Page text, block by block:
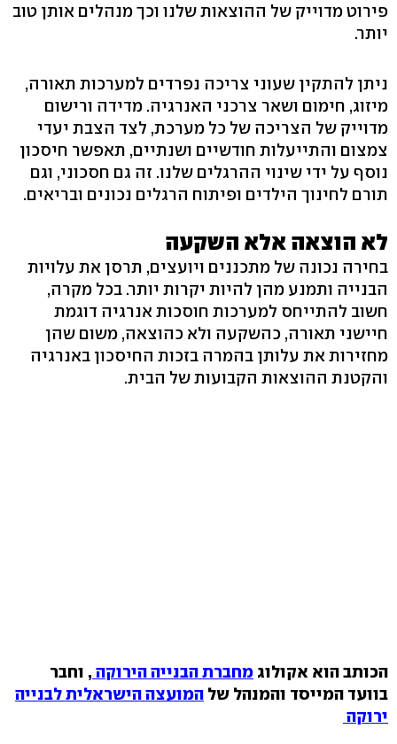
פירוט מדוייק של ההוצאות שלנו וכך מנהלים אותן טוב
יותר.
ניתן להתקין שעוני צריכה נפרדים למערכות תאורה,
מיזוג, חימום ושאר צרכני האנרגיה. מדידה ורישום
מדוייק של הצריכה של כל מערכת, לצד הצבת יעדי
צמצום והתייעלות חודשיים ושנתיים, תאפשר חיסכון
נוסף על ידי שינוי ההרגלים שלנו. זה גם חסכוני, וגם
תורם לחינוך הילדים ופיתוח הרגלים נכונים ובריאים.
לא הוצאה אלא השקעה
בחירה נכונה של מתכננים ויועצים, תרסן את עלויות
הבנייה ותמנע מהן להיות יקרות יותר. בכל מקרה,
חשוב להתייחס למערכות חוסכות אנרגיה דוגמת
חיישני תאורה, כהשקעה ולא כהוצאה, משום שהן
מחזירות את עלותן בהמרה בזכות החיסכון באנרגיה
והקטנת ההוצאות הקבועות של הבית.
הכותב הוא אקולוג מחברת הבנייה הירוקה , וחבר
בוועד המייסד והמנהל של המועצה הישראלית לבנייה
ירוקה